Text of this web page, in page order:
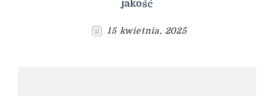
jakość
15 kwietnia, 2025